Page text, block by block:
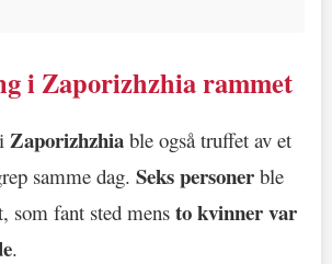
i Zaporizhzhia rammet
Zaporizhzhia ble også truffet av et
samme dag. Seks personer ble
som fant sted mens to kvinner var
.